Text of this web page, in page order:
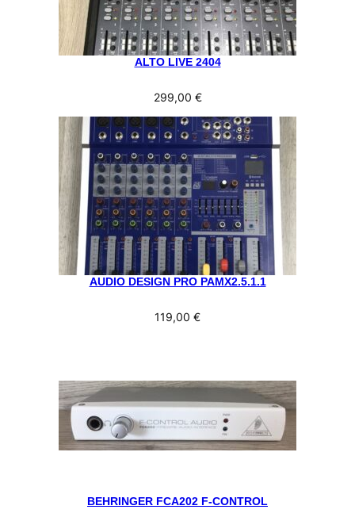
ALTO LIVE 2404
299,00 €
AUDIO DESIGN PRO PAMX2.5.1.1
119,00 €
BEHRINGER FCA202 F-CONTROL